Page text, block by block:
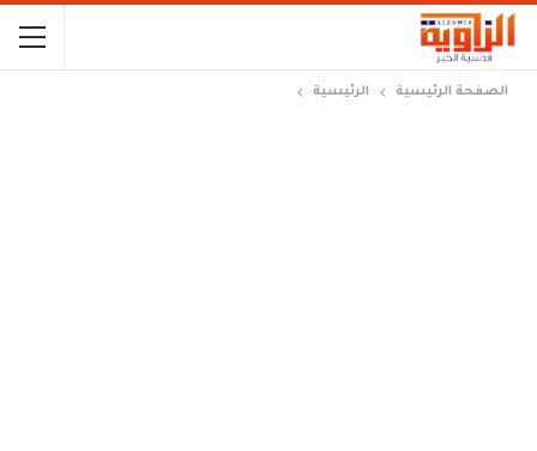
الصفحة الرئيسية الرئيسية